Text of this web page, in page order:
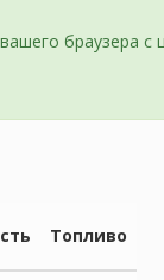
браузера с
Топливо